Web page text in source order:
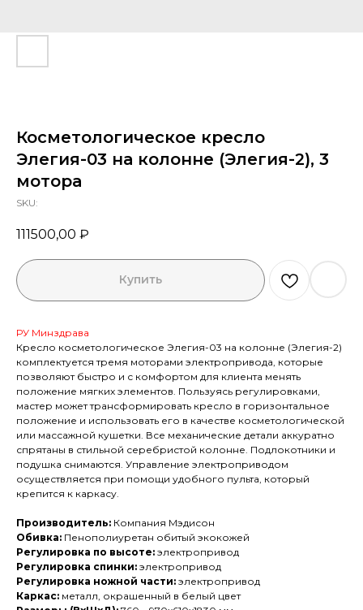
Косметологическое кресло
Элегия-03 на колонне (Элегия-2), 3
мотора
SKU:
111500,00 ₽
Купить
РУ Минздрава
Кресло косметологическое Элегия-03 на колонне (Элегия-2)
комплектуется тремя моторами электропривода, которые
позволяют быстро и с комфортом для клиента менять
положение мягких элементов. Пользуясь регулировками,
мастер может трансформировать кресло в горизонтальное
положение и использовать его в качестве косметологической
или массажной кушетки. Все механические детали аккуратно
спрятаны в стильной серебристой колонне. Подлокотники и
подушка снимаются. Управление электроприводом
осуществляется при помощи удобного пульта, который
крепится к каркасу.
Производитель: Компания Мэдисон
Обивка: Пенополиуретан обитый экокожей
Регулировка по высоте: электропривод
Регулировка спинки: электропривод
Регулировка ножной части: электропривод
Каркас: металл, окрашенный в белый цвет